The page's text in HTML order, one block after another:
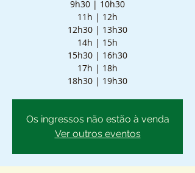
9h30 | 10h30
11h | 12h
12h30 | 13h30
14h | 15h
15h30 | 16h30
17h | 18h
18h30 | 19h30
Os ingressos não estão à venda
Ver outros eventos